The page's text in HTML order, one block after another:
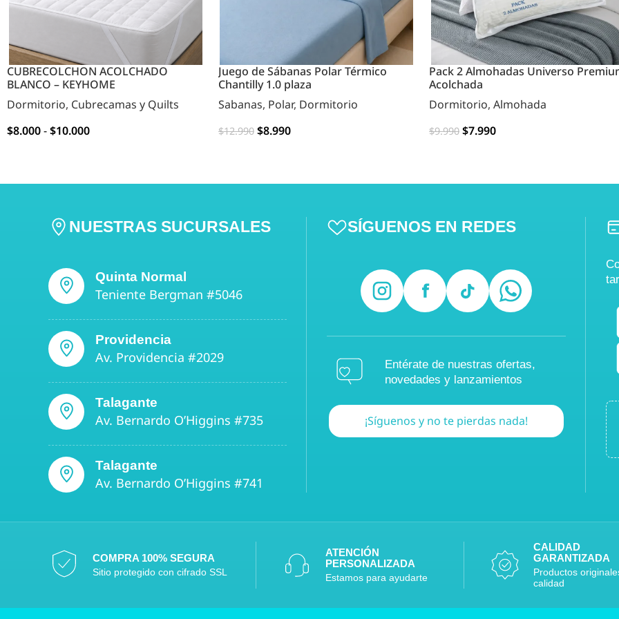
CUBRECOLCHON ACOLCHADO
BLANCO – KEYHOME
Dormitorio, Cubrecamas y Quilts
$8.000-$10.000
Juego de Sábanas Polar Térmico
Chantilly 1.0 plaza
Sabanas, Polar, Dormitorio
$12.990 $8.990
Pack 2 Almohadas Universo
Acolchada
Dormitorio, Almohada
$9.990 $7.990
NUESTRAS SUCURSALES
Quinta Normal
Teniente Bergman #5046
Providencia
Av. Providencia #2029
Talagante
Av. Bernardo O’Higgins #735
Talagante
Av. Bernardo O’Higgins #741
SÍGUENOS EN REDES
Entérate de nuestras ofertas,
novedades y lanzamientos
¡Síguenos y no te pierdas nada!
COMPRA 100% SEGURA
Sitio protegido con cifrado SSL
ATENCIÓN
PERSONALIZADA
Estamos para ayudarte
CALIDAD
GARANTIZADA
Productos
calidad